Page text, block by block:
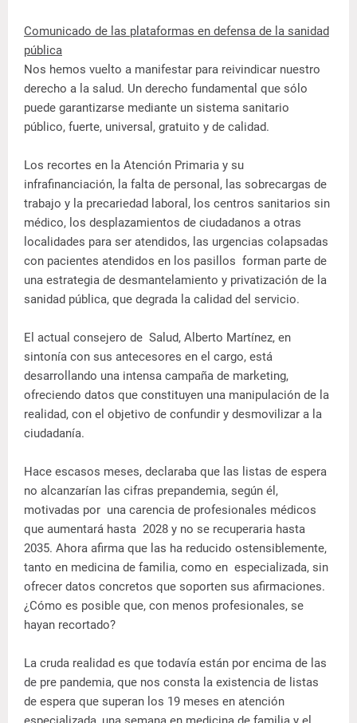
Comunicado de las plataformas en defensa de la sanidad
pública
Nos hemos vuelto a manifestar para reivindicar nuestro
derecho a la salud. Un derecho fundamental que sólo
puede garantizarse mediante un sistema sanitario
público, fuerte, universal, gratuito y de calidad.
Los recortes en la Atención Primaria y su
infrafinanciación, la falta de personal, las sobrecargas de
trabajo y la precariedad laboral, los centros sanitarios sin
médico, los desplazamientos de ciudadanos a otras
localidades para ser atendidos, las urgencias colapsadas
con pacientes atendidos en los pasillos forman parte de
una estrategia de desmantelamiento y privatización de la
sanidad pública, que degrada la calidad del servicio.
El actual consejero de Salud, Alberto Martínez, en
sintonía con sus antecesores en el cargo, está
desarrollando una intensa campaña de marketing,
ofreciendo datos que constituyen una manipulación de la
realidad, con el objetivo de confundir y desmovilizar a la
ciudadanía.
Hace escasos meses, declaraba que las listas de espera
no alcanzarían las cifras prepandemia, según él,
motivadas por una carencia de profesionales médicos
que aumentará hasta 2028 y no se recuperaria hasta
2035. Ahora afirma que las ha reducido ostensiblemente,
tanto en medicina de familia, como en especializada, sin
ofrecer datos concretos que soporten sus afirmaciones.
¿Cómo es posible que, con menos profesionales, se
hayan recortado?
La cruda realidad es que todavía están por encima de las
de pre pandemia, que nos consta la existencia de listas
de espera que superan los 19 meses en atención